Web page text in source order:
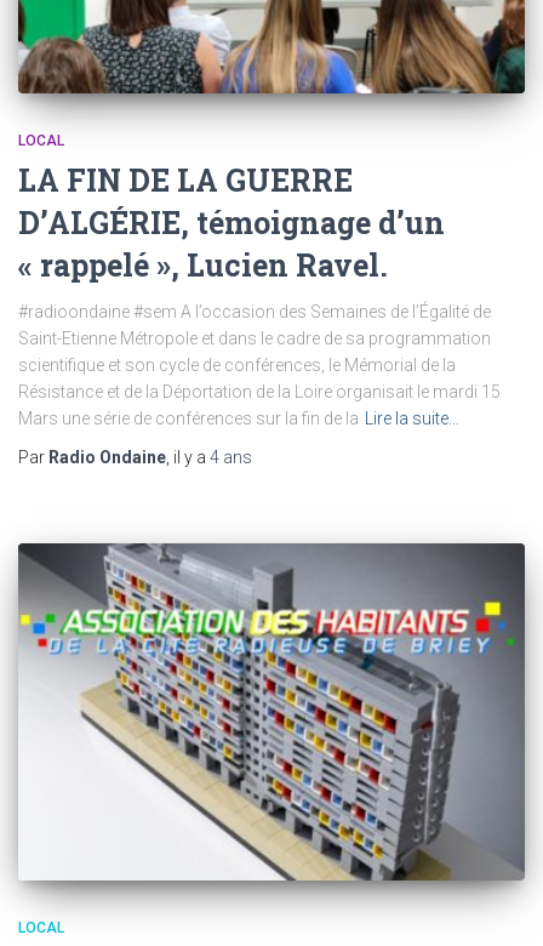
LOCAL
LA FIN DE LA GUERRE
D’ALGÉRIE, témoignage d’un
« rappelé », Lucien Ravel.
#radioondaine #sem A l’occasion des Semaines de l’Égalité de
Saint-Etienne Métropole et dans le cadre de sa programmation
scientifique et son cycle de conférences, le Mémorial de la
Résistance et de la Déportation de la Loire organisait le mardi 15
Mars une série de conférences sur la fin de la
Lire la suite…
Par Radio Ondaine , il y a 4 ans
LOCAL